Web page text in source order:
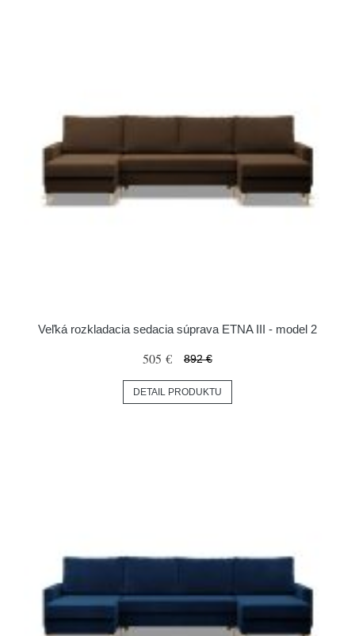
Veľká rozkladacia sedacia súprava ETNA III - model 2
505 € 892 €
DETAIL PRODUKTU